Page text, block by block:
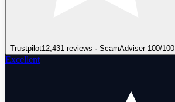
Trustpilot12,431 reviews · ScamAdviser 100/100
Excellent